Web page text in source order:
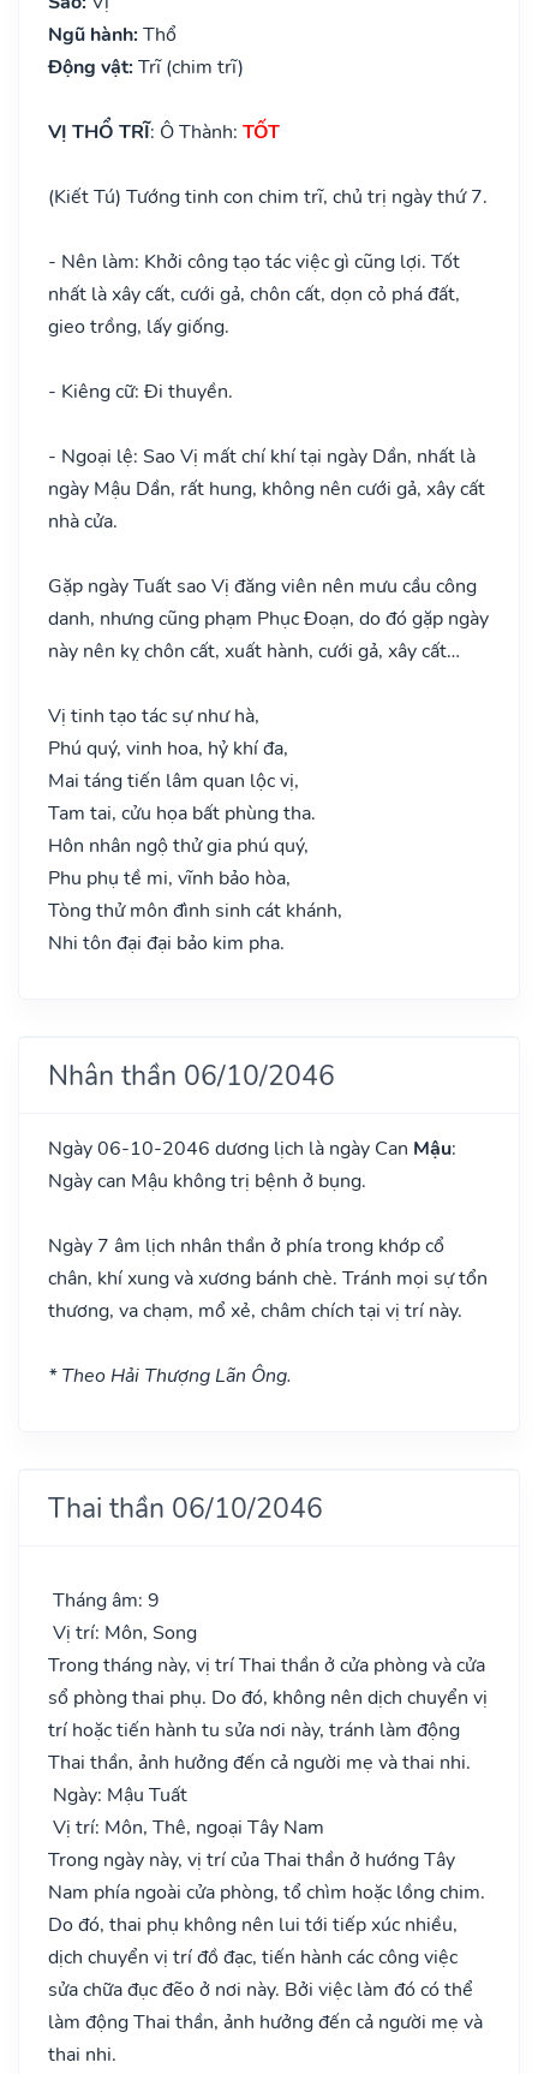
Ngũ hành: Thổ
Động vật: Trĩ (chim trĩ)
VỊ THỔ TRĨ: Ô Thành: TỐT
(Kiết Tú) Tướng tinh con chim trĩ, chủ trị ngày thứ 7.
- Nên làm: Khởi công tạo tác việc gì cũng lợi. Tốt
nhất là xây cất, cưới gả, chôn cất, dọn cỏ phá đất,
gieo trồng, lấy giống.
- Kiêng cữ: Đi thuyền.
- Ngoại lệ: Sao Vị mất chí khí tại ngày Dần, nhất là
ngày Mậu Dần, rất hung, không nên cưới gả, xây cất
nhà cửa.
Gặp ngày Tuất sao Vị đăng viên nên mưu cầu công
danh, nhưng cũng phạm Phục Đoạn, do đó gặp ngày
này nên kỵ chôn cất, xuất hành, cưới gả, xây cất…
Vị tinh tạo tác sự như hà,
Phú quý, vinh hoa, hỷ khí đa,
Mai táng tiến lâm quan lộc vị,
Tam tai, cửu họa bất phùng tha.
Hôn nhân ngộ thử gia phú quý,
Phu phụ tề mi, vĩnh bảo hòa,
Tòng thử môn đình sinh cát khánh,
Nhi tôn đại đại bảo kim pha.
Nhân thần 06/10/2046
Ngày 06-10-2046 dương lịch là ngày Can Mậu:
Ngày can Mậu không trị bệnh ở bụng.
Ngày 7 âm lịch nhân thần ở phía trong khớp cổ
chân, khí xung và xương bánh chè. Tránh mọi sự tổn
thương, va chạm, mổ xẻ, châm chích tại vị trí này.
* Theo Hải Thượng Lãn Ông.
Thai thần 06/10/2046
Tháng âm: 9
Vị trí: Môn, Song
Trong tháng này, vị trí Thai thần ở cửa phòng và cửa
sổ phòng thai phụ. Do đó, không nên dịch chuyển vị
trí hoặc tiến hành tu sửa nơi này, tránh làm động
Thai thần, ảnh hưởng đến cả người mẹ và thai nhi.
Ngày: Mậu Tuất
Vị trí: Môn, Thê, ngoại Tây Nam
Trong ngày này, vị trí của Thai thần ở hướng Tây
Nam phía ngoài cửa phòng, tổ chìm hoặc lồng chim.
Do đó, thai phụ không nên lui tới tiếp xúc nhiều,
dịch chuyển vị trí đồ đạc, tiến hành các công việc
sửa chữa đục đẽo ở nơi này. Bởi việc làm đó có thể
làm động Thai thần, ảnh hưởng đến cả người mẹ và
thai nhi.